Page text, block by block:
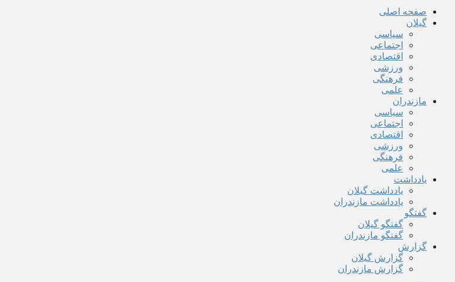
صفحه اصلی
گیلان
سیاسی
اجتماعی
اقتصادی
ورزشی
فرهنگی
علمی
مازندران
سیاسی
اجتماعی
اقتصادی
ورزشی
فرهنگی
علمی
یادداشت
یادداشت گیلان
یادداشت مازندران
گفتگو
گفتگو گیلان
گفتگو مازندران
گزارش
گزارش گیلان
گزارش مازندران